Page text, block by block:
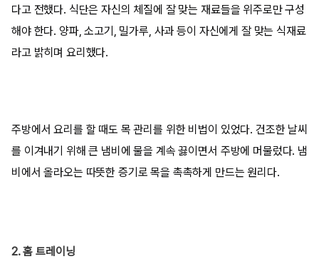
다고 전했다. 식단은 자신의 체질에 잘 맞는 재료들을 위주로만 구성
해야 한다. 양파, 소고기, 밀가루, 사과 등이 자신에게 잘 맞는 식재료
라고 밝히며 요리했다.
주방에서 요리를 할 때도 목 관리를 위한 비법이 있었다. 건조한 날씨
를 이겨내기 위해 큰 냄비에 물을 계속 끓이면서 주방에 머물렀다. 냄
비에서 올라오는 따뜻한 증기로 목을 촉촉하게 만드는 원리다.
2. 홈 트레이닝